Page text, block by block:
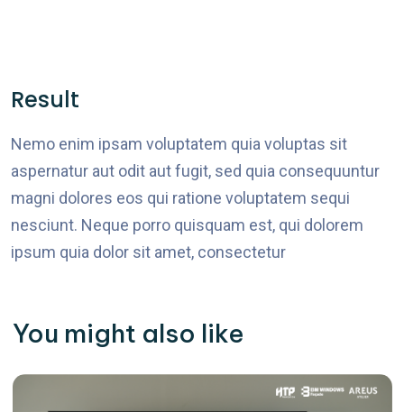
Result
Nemo enim ipsam voluptatem quia voluptas sit
aspernatur aut odit aut fugit, sed quia consequuntur
magni dolores eos qui ratione voluptatem sequi
nesciunt. Neque porro quisquam est, qui dolorem
ipsum quia dolor sit amet, consectetur
You might also like